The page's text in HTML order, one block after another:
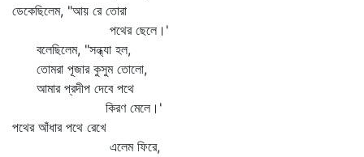
ডেকেছিলেম, "আয় রে তোরা
পথের ছেলে।'
বলেছিলেম, "সন্ধ্যা হল,
তোমরা পূজার কুসুম তোলো,
আমার প্রদীপ দেবে পথে
কিরণ মেলে।'
পথের আঁধার পথে রেখে
এলেম ফিরে,